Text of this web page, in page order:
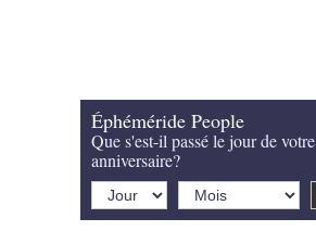
Éphéméride People
Que s'est-il passé le jour de votre
anniversaire?